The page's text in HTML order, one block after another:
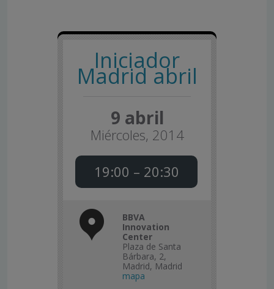
Iniciador
Madrid abril
9 abril
Miércoles, 2014
19:00 – 20:30
BBVA
Innovation
Center
Plaza de Santa
Bárbara, 2,
Madrid, Madrid
mapa